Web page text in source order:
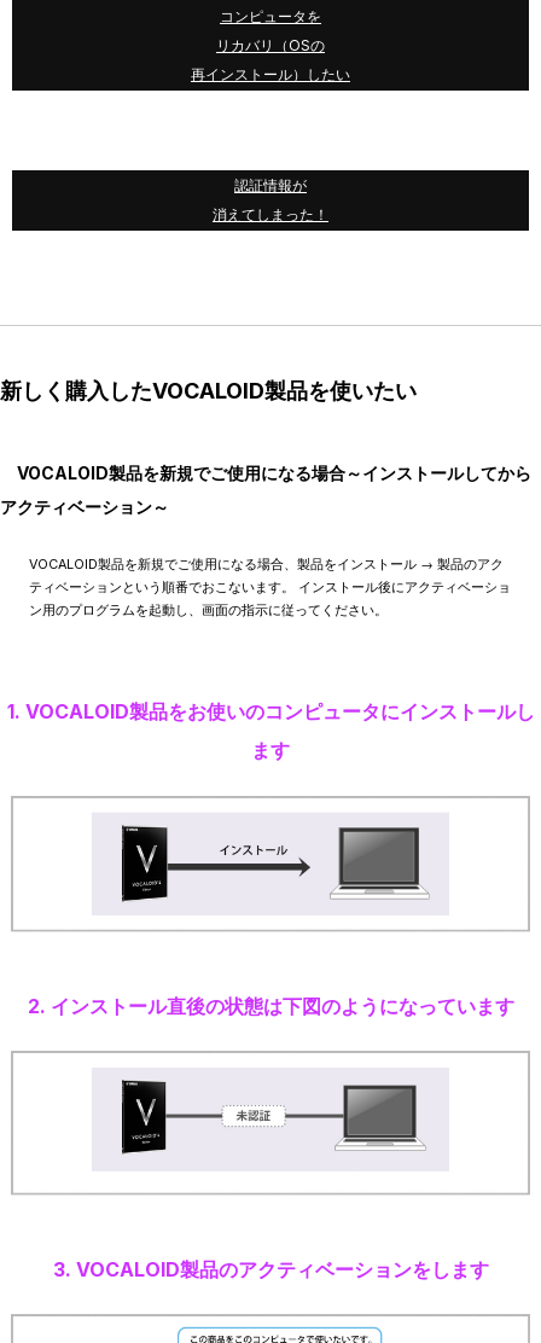
コンピュータを
リカバリ（OSの
再インストール）したい
認証情報が
消えてしまった！
新しく購入したVOCALOID製品を使いたい
VOCALOID製品を新規でご使用になる場合～インストールしてから
アクティベーション～
VOCALOID製品を新規でご使用になる場合、製品をインストール → 製品のアク
ティベーションという順番でおこないます。 インストール後にアクティベーショ
ン用のプログラムを起動し、画面の指示に従ってください。
1. VOCALOID製品をお使いのコンピュータにインストールし
ます
2. インストール直後の状態は下図のようになっています
3. VOCALOID製品のアクティベーションをします